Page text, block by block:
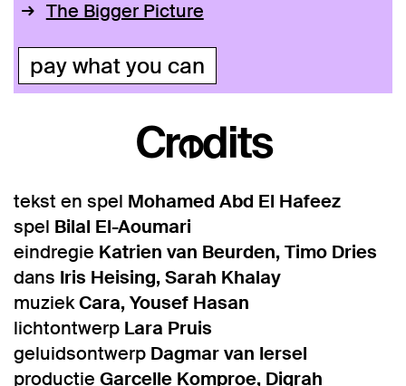
The Bigger Picture
pay what you can
Credits
tekst en spel Mohamed Abd El Hafeez
spel Bilal El-Aoumari
eindregie Katrien van Beurden, Timo Dries
dans Iris Heising, Sarah Khalay
muziekCara, Yousef Hasan
lichtontwerp Lara Pruis
geluidsontwerp Dagmar van Iersel
productie Garcelle Komproe, Diqrah